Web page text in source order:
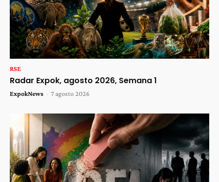
RSE
Radar Expok, agosto 2026, Semana 1
ExpokNews - 7 agosto 2026